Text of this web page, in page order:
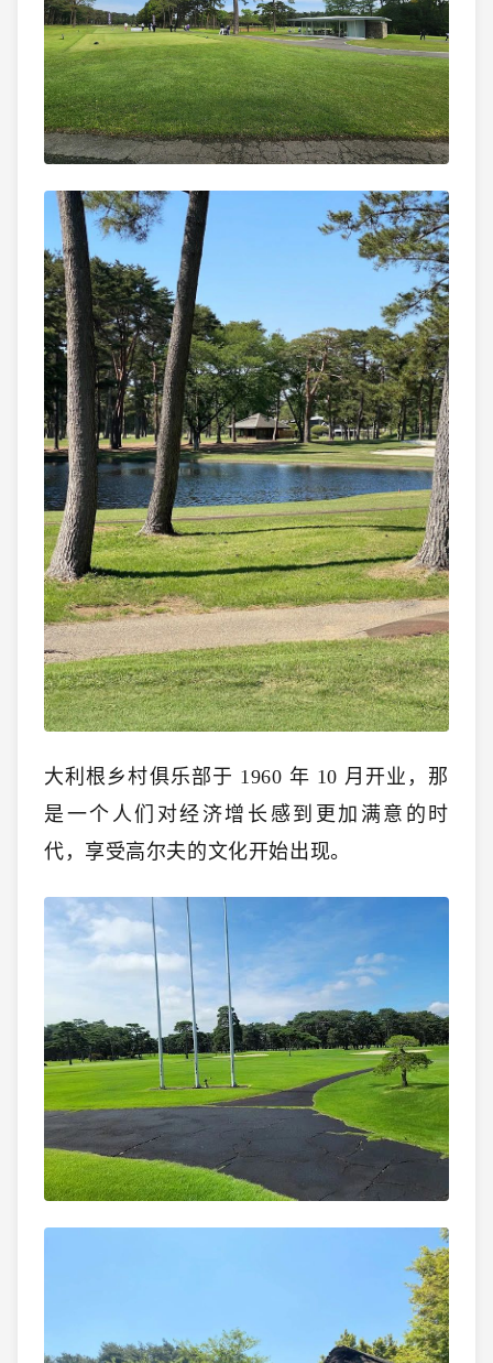
大利根乡村俱乐部于 1960 年 10 月开业，那
是一个人们对经济增长感到更加满意的时
代，享受高尔夫的文化开始出现。